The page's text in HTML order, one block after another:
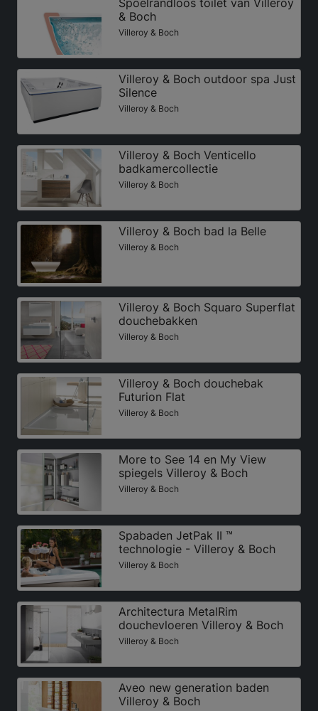
& Boch
Villeroy & Boch
Villeroy & Boch outdoor spa Just
Silence
Villeroy & Boch
Villeroy & Boch Venticello
badkamercollectie
Villeroy & Boch
Villeroy & Boch bad la Belle
Villeroy & Boch
Villeroy & Boch Squaro Superflat
douchebakken
Villeroy & Boch
Villeroy & Boch douchebak
Futurion Flat
Villeroy & Boch
More to See 14 en My View
spiegels Villeroy & Boch
Villeroy & Boch
Spabaden JetPak II ™
technologie - Villeroy & Boch
Villeroy & Boch
Architectura MetalRim
douchevloeren Villeroy & Boch
Villeroy & Boch
Aveo new generation baden
Villeroy & Boch